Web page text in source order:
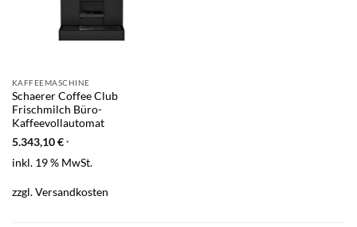
KAFFEEMASCHINE
Schaerer Coffee Club
Frischmilch Büro-
Kaffeevollautomat
5.343,10€ *
inkl. 19 % MwSt.
zzgl.Versandkosten